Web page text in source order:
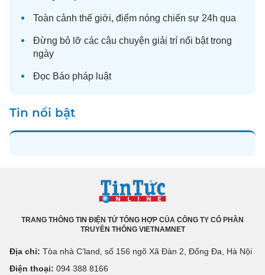
Toàn cảnh thế giới, điểm nóng chiến sự 24h qua
Đừng bỏ lỡ các câu chuyện giải trí nổi bật trong
ngày
Đọc Báo pháp luật
Tin nổi bật
TRANG THÔNG TIN ĐIỆN TỬ TỔNG HỢP CỦA CÔNG TY CỔ PHẦN
TRUYỀN THÔNG VIETNAMNET
Địa chỉ: Tòa nhà C’land, số 156 ngõ Xã Đàn 2, Đống Đa, Hà Nội
Điện thoại: 094 388 8166